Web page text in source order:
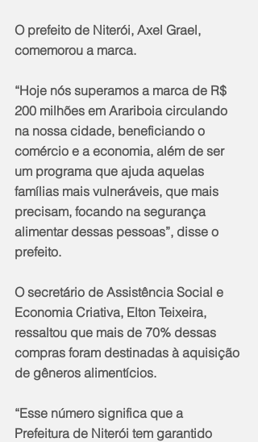
O prefeito de Niterói, Axel Grael,
comemorou a marca.
“Hoje nós superamos a marca de R$
200 milhões em Arariboia circulando
na nossa cidade, beneficiando o
comércio e a economia, além de ser
um programa que ajuda aquelas
famílias mais vulneráveis, que mais
precisam, focando na segurança
alimentar dessas pessoas”, disse o
prefeito.
O secretário de Assistência Social e
Economia Criativa, Elton Teixeira,
ressaltou que mais de 70% dessas
compras foram destinadas à aquisição
de gêneros alimentícios.
“Esse número significa que a
Prefeitura de Niterói tem garantido